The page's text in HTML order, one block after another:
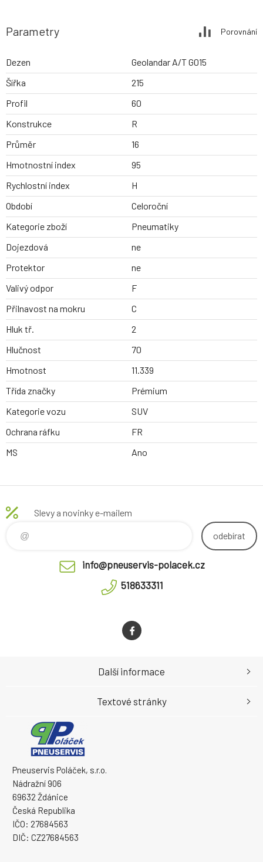
Parametry Porovnání
Dezen
Geolandar A/T G015
Šířka
215
Profil
60
Konstrukce
R
Průměr
16
Hmotnostní index
95
Rychlostní index
H
Období
Celoroční
Kategorie zboží
Pneumatiky
Dojezdová
ne
Protektor
ne
Valivý odpor
F
Přilnavost na mokru
C
Hluk tř.
2
Hlučnost
70
Hmotnost
11.339
Třída značky
Prémium
Kategorie vozu
SUV
Ochrana ráfku
FR
MS
Ano
Slevy a novinky e-mailem
odebírat
info@pneuservis-polacek.cz
518633311
Pneuservis Poláček, s.r.o.
Nádražní 906
69632 Ždánice
Česká Republika
IČO: 27684563
DIČ: CZ27684563
Další informace
Textové stránky